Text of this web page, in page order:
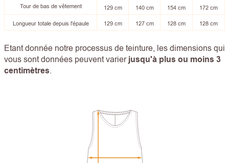
Tour de bas de vêtement
129 cm 140 cm 154 cm 172 cm
Longueur totale depuis l'épaule 129 cm 127 cm 128 cm 128 cm
Etant donnée notre processus de teinture, les dimensions qui
vous sont données peuvent varierjusqu'à plus ou moins 3
centimètres.